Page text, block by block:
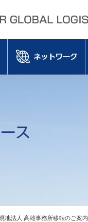
地法人 高雄事務所移転のご案内